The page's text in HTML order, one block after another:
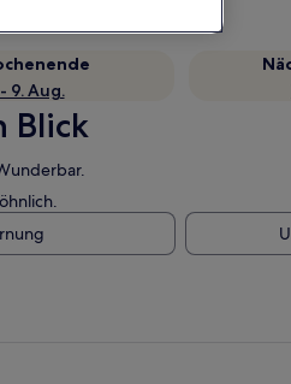
9. Aug.
Blick